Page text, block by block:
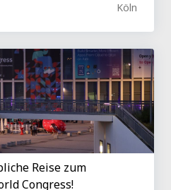
Köln
Reise zum
Congress!